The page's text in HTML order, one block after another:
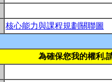
核心能力與課程規劃關聯圖
為確保您我的權利,